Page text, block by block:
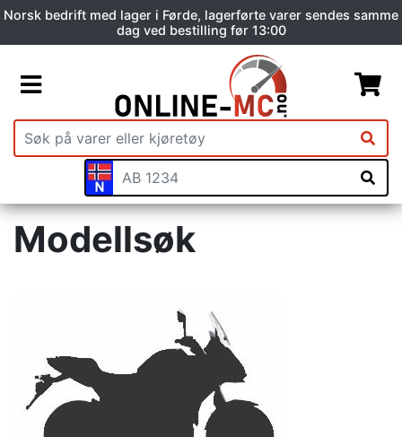
Norsk bedrift med lager i Førde, lagerførte varer sendes samme
dag ved bestilling før 13:00
Modellsøk